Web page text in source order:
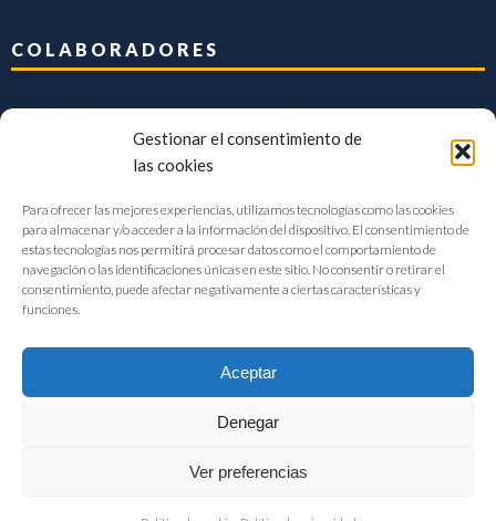
Gestionar el consentimiento de
las cookies
Para ofrecer las mejores experiencias, utilizamos tecnologías como las cookies
para almacenar y/o acceder a la información del dispositivo. El consentimiento de
estas tecnologías nos permitirá procesar datos como el comportamiento de
navegación o las identificaciones únicas en este sitio. No consentir o retirar el
consentimiento, puede afectar negativamente a ciertas características y
funciones.
Aceptar
Denegar
Ver preferencias
COLABORADORES
FIAB Federación Española de Industrias de la Alimentación y Bebidas